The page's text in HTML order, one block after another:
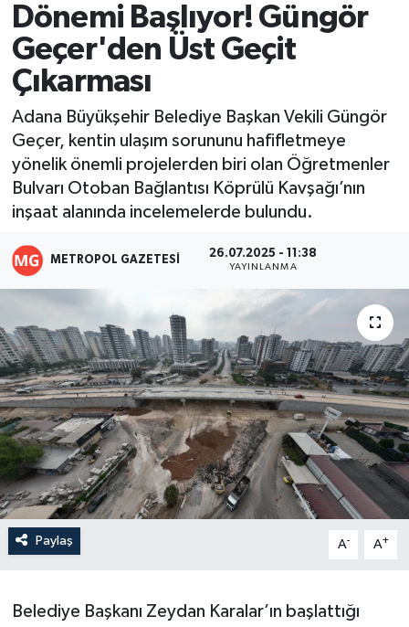
Dönemi Başlıyor! Güngör
Geçer'den Üst Geçit
Çıkarması
Adana Büyükşehir Belediye Başkan Vekili Güngör
Geçer, kentin ulaşım sorununu hafifletmeye
yönelik önemli projelerden biri olan Öğretmenler
Bulvarı Otoban Bağlantısı Köprülü Kavşağı’nın
inşaat alanında incelemelerde bulundu.
METROPOL GAZETESI 26.07.2025 - 11:38
YAYINLANMA
Paylaş A- A+
Belediye Başkanı Zeydan Karalar’ın başlattığı
Resmi İlanlar